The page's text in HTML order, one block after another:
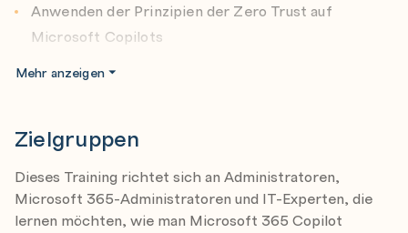
Anwenden der Prinzipien der Zero Trust auf
Microsoft Copilots
Verwalten von Microsoft Copilot
Vorbereiten der Microsoft 365 Copilot
Erweiterbarkeit
Erweiterbarkeit von Copilot für Microsoft 365
Auswählen eines Microsoft 365 Copilot
Mehr anzeigen
Zielgruppen
Dieses Training richtet sich an Administratoren,
Microsoft 365-Administratoren und IT-Experten, die
lernen möchten, wie man Microsoft 365 Copilot